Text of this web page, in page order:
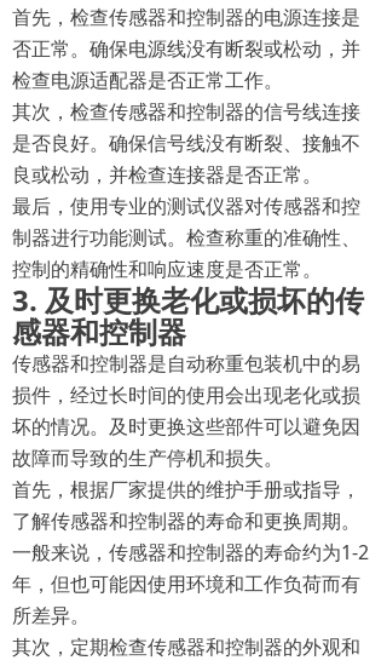
首先，检查传感器和控制器的电源连接是
否正常。确保电源线没有断裂或松动，并
检查电源适配器是否正常工作。
其次，检查传感器和控制器的信号线连接
是否良好。确保信号线没有断裂、接触不
良或松动，并检查连接器是否正常。
最后，使用专业的测试仪器对传感器和控
制器进行功能测试。检查称重的准确性、
控制的精确性和响应速度是否正常。
3. 及时更换老化或损坏的传
感器和控制器
传感器和控制器是自动称重包装机中的易
损件，经过长时间的使用会出现老化或损
坏的情况。及时更换这些部件可以避免因
故障而导致的生产停机和损失。
首先，根据厂家提供的维护手册或指导，
了解传感器和控制器的寿命和更换周期。
一般来说，传感器和控制器的寿命约为1-2
年，但也可能因使用环境和工作负荷而有
所差异。
其次，定期检查传感器和控制器的外观和